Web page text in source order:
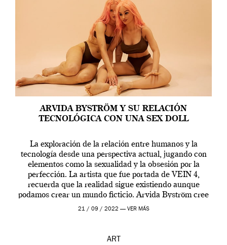
ARVIDA BYSTRÖM Y SU RELACIÓN
TECNOLÓGICA CON UNA SEX DOLL
La exploración de la relación entre humanos y la
tecnología desde una perspectiva actual, jugando con
elementos como la sexualidad y la obsesión por la
perfección. La artista que fue portada de VEIN 4,
recuerda que la realidad sigue existiendo aunque
podamos crear un mundo ficticio. Arvida Byström cree
que los humanos tienen un complejo […]
21 / 09 / 2022 — VER MÁS
ART